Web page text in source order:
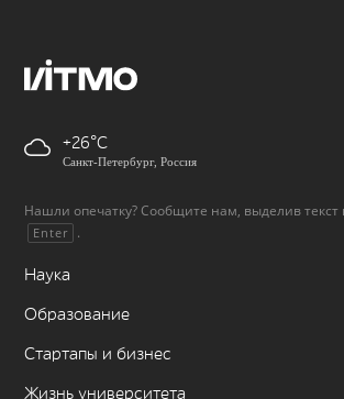
+26
Санкт-Петербург, Россия
Нашли опечатку? Сообщите нам, выделив
Enter .
Наука
Образование
Стартапы и бизнес
Жизнь университета